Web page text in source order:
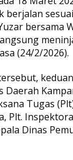
e
t
e
r
T
r
g
e
t
n
t
y
L
i
n
k
berjalan
bersama
(24/2/2026).
Daerah
Tugas
Plt.
Dinas